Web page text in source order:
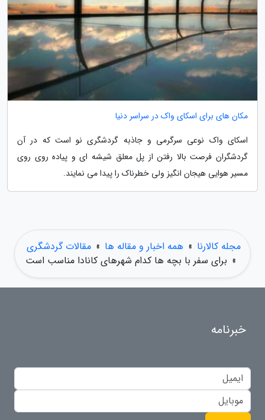
مکان های برای اسکای واک در سراسر دنیا
اسکای واک نوعی سرگرمی و جاذبه گردشگری نو است که در آن
گردشگران فرصت بالا رفتن از پل معلق شیشه ای و پیاده روی روی
مسیر هوایی هیجان انگیز ولی خطرناک را پیدا می نمایند.
مجله کالارنا » همه اخبار و مقاله ها » مقالات گردشگری
» برای سفر با بچه ها کدام شهرهای کانادا مناسب است
خبرنامه